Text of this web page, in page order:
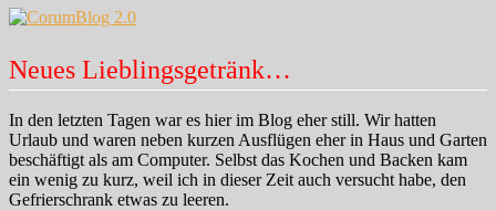
Neues Lieblingsgetränk…
In den letzten Tagen war es hier im Blog eher still. Wir hatten
Urlaub und waren neben kurzen Ausflügen eher in Haus und Garten
beschäftigt als am Computer. Selbst das Kochen und Backen kam
ein wenig zu kurz, weil ich in dieser Zeit auch versucht habe, den
Gefrierschrank etwas zu leeren.